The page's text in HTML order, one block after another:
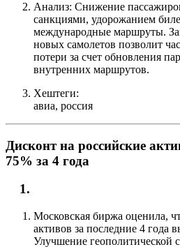
Анализ: Снижение
санкциями, удорожанием
международные маршруты.
новых самолетов позволит
потери за счет обновления
внутренних маршрутов.
Хештеги:
авиа, россия
Дисконт на российские
75% за 4 года
Московская биржа оценила,
активов за последние 4 года
Улучшение геополитической